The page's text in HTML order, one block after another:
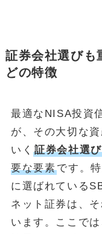
証券会社選びも
どの特徴
最適なNISA投資
が、その大切な
いく証券会社選び
要な要素です。
に選ばれている
ネット証券は、
います。ここで